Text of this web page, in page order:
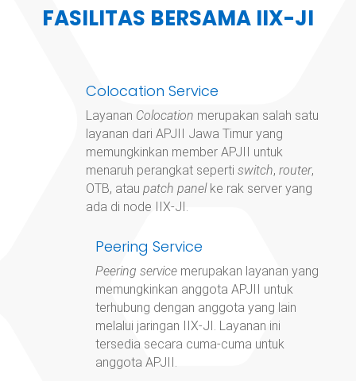
FASILITAS BERSAMA IIX-JI
Colocation Service
Layanan Colocation merupakan salah satu
layanan dari APJII Jawa Timur yang
memungkinkan member APJII untuk
menaruh perangkat seperti switch, router,
OTB, atau patch panelke rak server yang
ada di node IIX-JI.
Peering Service
Peering servicemerupakan layanan yang
memungkinkan anggota APJII untuk
terhubung dengan anggota yang lain
melalui jaringan IIX-JI. Layanan ini
tersedia secara cuma-cuma untuk
anggota APJII.